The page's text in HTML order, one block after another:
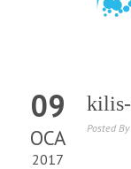
09
OCA
2017
Posted